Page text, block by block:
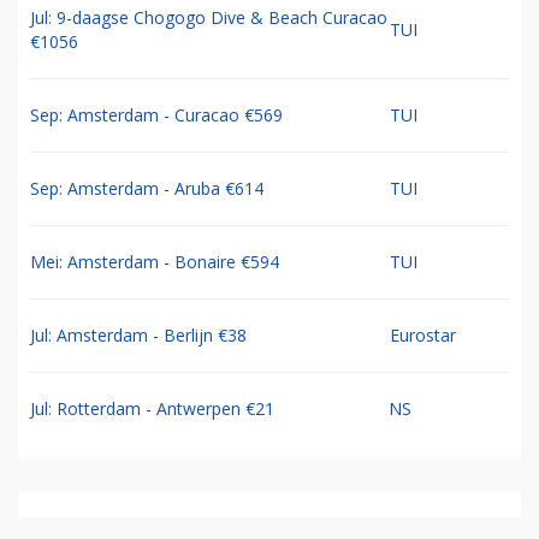
Jul: 9-daagse Chogogo Dive & Beach Curacao
€1056
TUI
Sep: Amsterdam - Curacao €569 TUI
Sep: Amsterdam - Aruba €614 TUI
Mei: Amsterdam - Bonaire €594 TUI
Jul: Amsterdam - Berlijn €38 Eurostar
Jul: Rotterdam - Antwerpen €21 NS